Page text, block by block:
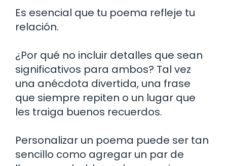
Es esencial que tu poema refleje tu
relación.
¿Por qué no incluir detalles que sean
significativos para ambos? Tal vez
una anécdota divertida, una frase
que siempre repiten o un lugar que
les traiga buenos recuerdos.
Personalizar un poema puede ser tan
sencillo como agregar un par de